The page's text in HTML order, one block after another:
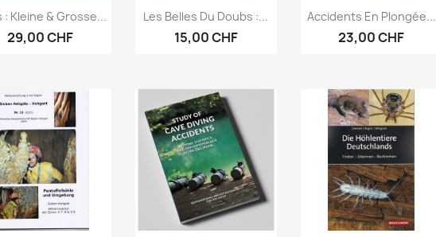
Aperçu rapide
: Kleine & Grosse...
29,00 CHF
Aperçu rapide
Les Belles Du Doubs :...
15,00 CHF
Aperçu rapide
Accidents En Plongée...
23,00 CHF